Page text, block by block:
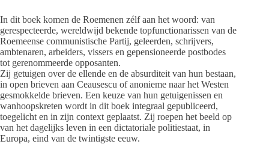
In dit boek komen de Roemenen zélf aan het woord: van
gerespecteerde, wereldwijd bekende topfunctionarissen van de
Roemeense communistische Partij, geleerden, schrijvers,
ambtenaren, arbeiders, vissers en gepensioneerde postbodes
tot gerenommeerde opposanten.
Zij getuigen over de ellende en de absurditeit van hun bestaan,
in open brieven aan Ceausescu of anonieme naar het Westen
gesmokkelde brieven. Een keuze van hun getuigenissen en
wanhoopskreten wordt in dit boek integraal gepubliceerd,
toegelicht en in zijn context geplaatst. Zij roepen het beeld op
van het dagelijks leven in een dictatoriale politiestaat, in
Europa, eind van de twintigste eeuw.